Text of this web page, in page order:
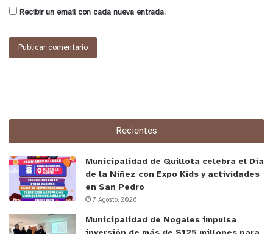
Recibir un email con cada nueva entrada.
Recientes
Municipalidad de Quillota celebra el Día
de la Niñez con Expo Kids y actividades
en San Pedro
7 Agosto, 2026
Municipalidad de Nogales impulsa